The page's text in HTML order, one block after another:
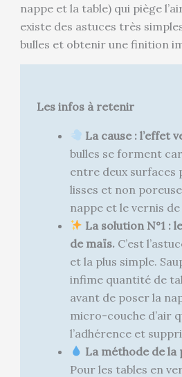
nappe et la table) qui piège
existe des astuces très
bulles et obtenir une finition
Les infos à retenir
La cause : l’effet
bulles se forment
entre deux surfaces
lisses et non
nappe et le vernis de
La solution N°1 :
de maïs.C’est
et la plus simple.
infime quantité de
avant de poser la
micro-couche d’air
l’adhérence et
La méthode de la
Pour les tables en